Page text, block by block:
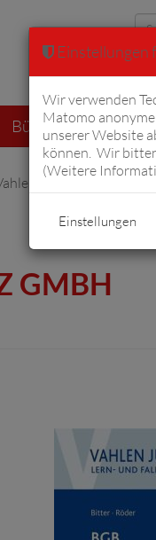
Bücher von Fiftyfifty
Franz GmbH
GMBH
Einstellungen
Wir verwenden
Matomo
unserer Website
können. Wir
(Weitere
Einstellungen